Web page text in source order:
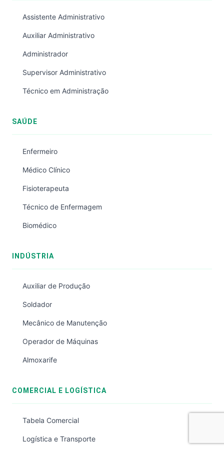
Assistente Administrativo
Auxiliar Administrativo
Administrador
Supervisor Administrativo
Técnico em Administração
SAÚDE
Enfermeiro
Médico Clínico
Fisioterapeuta
Técnico de Enfermagem
Biomédico
INDÚSTRIA
Auxiliar de Produção
Soldador
Mecânico de Manutenção
Operador de Máquinas
Almoxarife
COMERCIAL E LOGÍSTICA
Tabela Comercial
Logística e Transporte